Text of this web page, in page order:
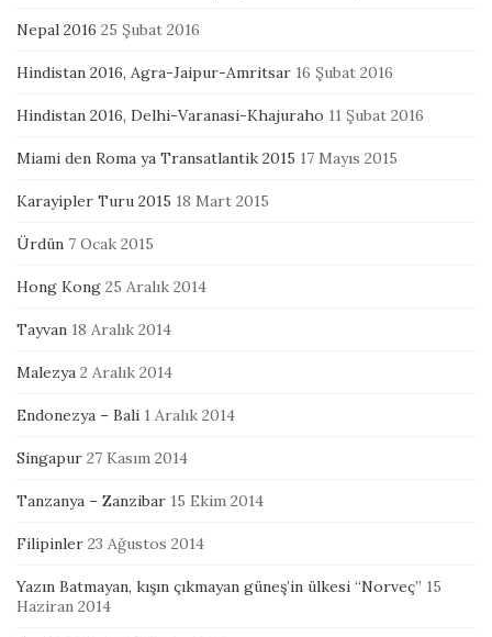
Nepal 2016 25 Şubat 2016
Hindistan 2016, Agra-Jaipur-Amritsar 16 Şubat 2016
Hindistan 2016, Delhi-Varanasi-Khajuraho 11 Şubat 2016
Miami den Roma ya Transatlantik 2015 17 Mayıs 2015
Karayipler Turu 2015 18 Mart 2015
Ürdün 7 Ocak 2015
Hong Kong 25 Aralık 2014
Tayvan 18 Aralık 2014
Malezya 2 Aralık 2014
Endonezya – Bali 1 Aralık 2014
Singapur 27 Kasım 2014
Tanzanya – Zanzibar 15 Ekim 2014
Filipinler 23 Ağustos 2014
Yazın Batmayan, kışın çıkmayan güneş’in ülkesi “Norveç” 15
Haziran 2014